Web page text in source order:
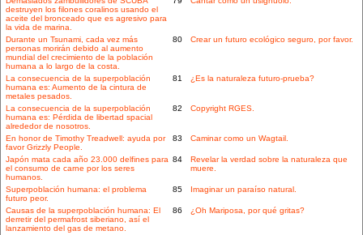
destruyen los filones coralinos usando el
aceite del bronceado que es agresivo para
la vida de marina.
Durante un Tsunami, cada vez más
personas morirán debido al aumento
mundial del crecimiento de la población
humana a lo largo de la costa.
80 Crear un futuro ecológico seguro, por favor.
La consecuencia de la superpoblación
humana es: Aumento de la cintura de
metales pesados.
81 ¿Es la naturaleza futuro-prueba?
La consecuencia de la superpoblación
humana es: Pérdida de libertad spacial
alrededor de nosotros.
82 Copyright RGES.
En honor de Timothy Treadwell: ayuda por
favor Grizzly People.
83 Caminar como un Wagtail.
Japón mata cada año 23.000 delfines para
el consumo de carne por los seres
humanos.
84
Revelar la verdad sobre la naturaleza que
muere.
Superpoblación humana: el problema
futuro peor.
85 Imaginar un paraíso natural.
Causas de la superpoblación humana: El
derretir del permafrost siberiano, así el
lanzamiento del gas de metano.
86 ¿Oh Mariposa, por qué gritas?